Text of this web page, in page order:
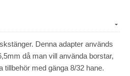
Denna adapter används
då man vill använda borstar,
tillbehör med gänga 8/32 hane.